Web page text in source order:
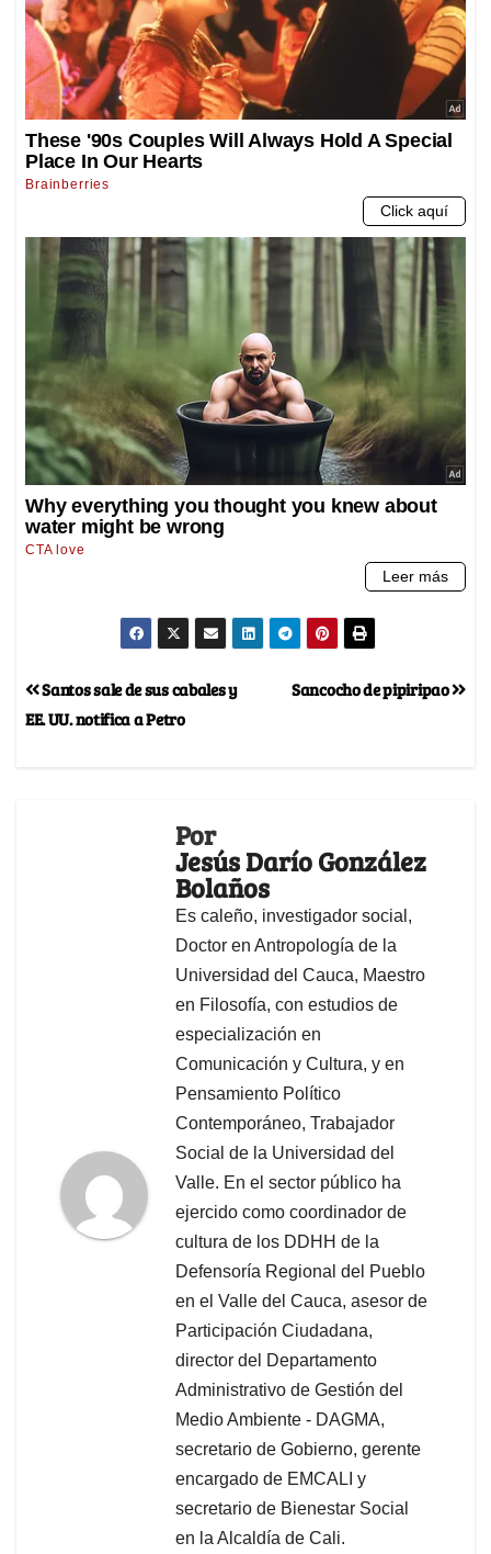
Sancocho de pipiripao
Santos sale de sus cabales y
EE. UU. notifica a Petro
Por
Jesús Darío González
Bolaños
Es caleño, investigador social,
Doctor en Antropología de la
Universidad del Cauca, Maestro
en Filosofía, con estudios de
especialización en
Comunicación y Cultura, y en
Pensamiento Político
Contemporáneo, Trabajador
Social de la Universidad del
Valle. En el sector público ha
ejercido como coordinador de
cultura de los DDHH de la
Defensoría Regional del Pueblo
en el Valle del Cauca, asesor de
Participación Ciudadana,
director del Departamento
Administrativo de Gestión del
Medio Ambiente - DAGMA,
secretario de Gobierno, gerente
encargado de EMCALI y
secretario de Bienestar Social
en la Alcaldía de Cali.